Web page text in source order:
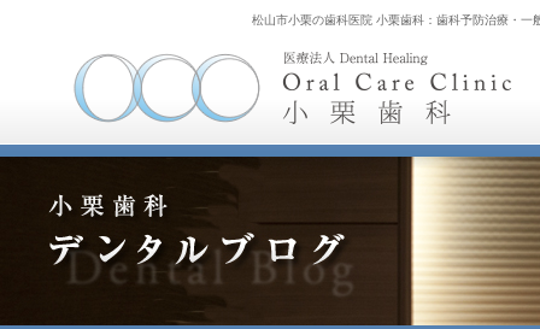
松山市小栗の歯科医院 小栗歯科：歯科予防治療・